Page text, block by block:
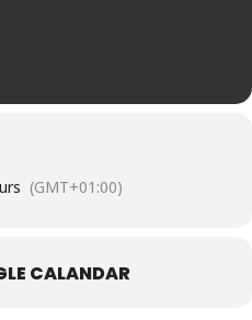
(GMT+01:00)
CALANDAR